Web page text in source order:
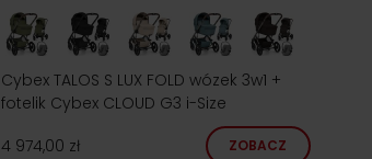
Cybex TALOS S LUX FOLD wózek 3w1 +
fotelik Cybex CLOUD G3 i-Size
4 974,00 zł
ZOBACZ